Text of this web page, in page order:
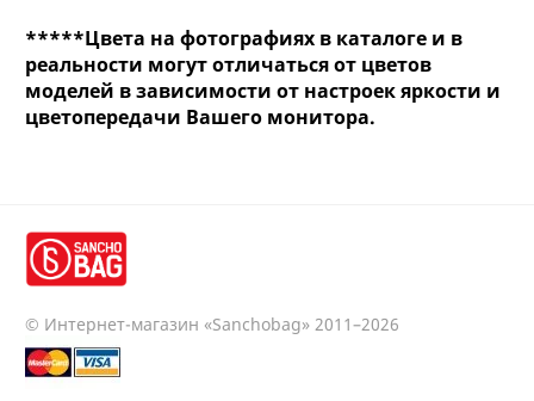
*****Цвета на фотографиях в каталоге и в
реальности могут отличаться от цветов
моделей в зависимости от настроек яркости и
цветопередачи Вашего монитора.
© Интернет-магазин «Sanchobag» 2011–2026